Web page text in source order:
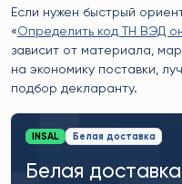
Если нужен быстрый
«Определить код ТН ВЭД
зависит от материала,
на экономику поставки,
подбор декларанту.
INSAL Белая доставка
Белая